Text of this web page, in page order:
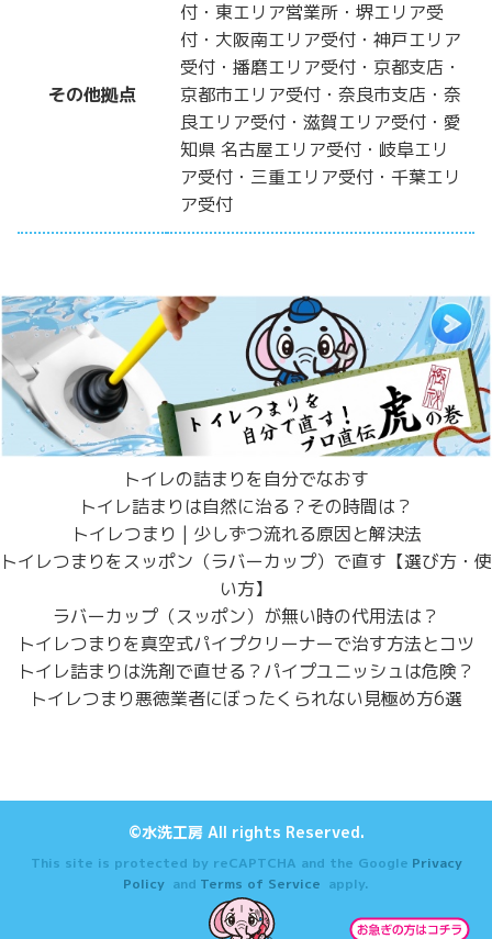
その他拠点
付・東エリア営業所・堺エリア受
付・大阪南エリア受付・神戸エリア
受付・播磨エリア受付・京都支店・
京都市エリア受付・奈良市支店・奈
良エリア受付・滋賀エリア受付・愛
知県 名古屋エリア受付・岐阜エリ
ア受付・三重エリア受付・千葉エリ
ア受付
トイレの詰まりを自分でなおす
トイレ詰まりは自然に治る？その時間は？
トイレつまり | 少しずつ流れる原因と解決法
トイレつまりをスッポン（ラバーカップ）で直す【選び方・使
い方】
ラバーカップ（スッポン）が無い時の代用法は？
トイレつまりを真空式パイプクリーナーで治す方法とコツ
トイレ詰まりは洗剤で直せる？パイプユニッシュは危険？
トイレつまり悪徳業者にぼったくられない見極め方6選
©水洗工房 All rights Reserved.
This site is protected by reCAPTCHA and the Google Privacy
Policy and Terms of Service apply.